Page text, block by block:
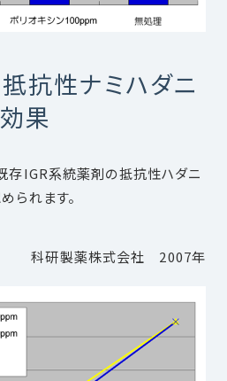
抗性ナミハダニ
果
存IGR系統薬剤の抵抗性ハダニ
られます。
科研製薬株式会社 2007年